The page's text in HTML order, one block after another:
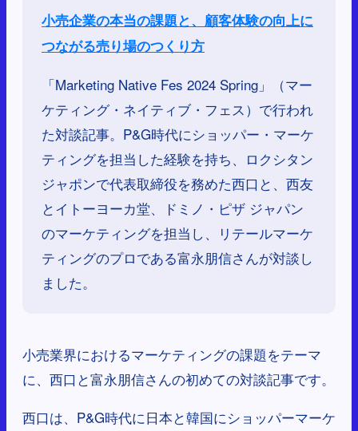
小売企業の本当の課題と、顧客体験の向上に
つながる売り場のつくり方
「Marketing Native Fes 2024 Spring」（マー
ケティング・ネイティブ・フェス）で行われ
た対談記事。P&G時代にショッパー・マーケ
ティングを担当した経験を持ち、ロクシタン
ジャポンで代表取締役を務めた西口と、西友
とイトーヨーカ堂、ドミノ・ピザ ジャパン
のマーケティングを担当し、リテールマーケ
ティングのプロである富永朋信さんが対談し
ました。
小売業界におけるマーケティングの課題をテーマ
に、西口と富永朋信さんの初めての対談記事です。
西口は、P&G時代に日本と韓国にショッパーマーケ